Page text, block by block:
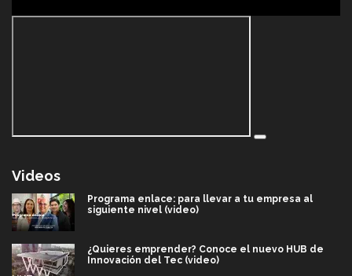
Videos
Programa enlace: para llevar a tu empresa al
siguiente nivel (video)
¿Quieres emprender? Conoce el nuevo HUB de
Innovación del Tec (video)